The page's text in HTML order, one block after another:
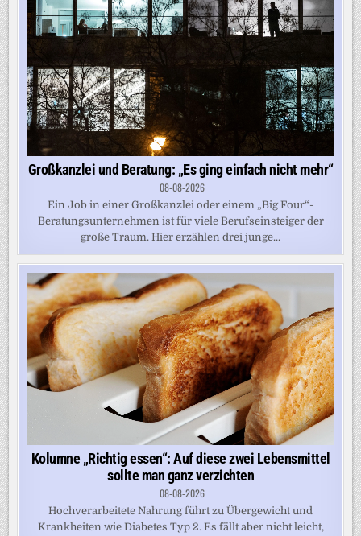
Großkanzlei und Beratung: „Es ging einfach nicht mehr“
08-08-2026
Ein Job in einer Großkanzlei oder einem „Big Four“-
Beratungsunternehmen ist für viele Berufseinsteiger der
große Traum. Hier erzählen drei junge...
Kolumne „Richtig essen“: Auf diese zwei Lebensmittel
sollte man ganz verzichten
08-08-2026
Hochverarbeitete Nahrung führt zu Übergewicht und
Krankheiten wie Diabetes Typ 2. Es fällt aber nicht leicht,